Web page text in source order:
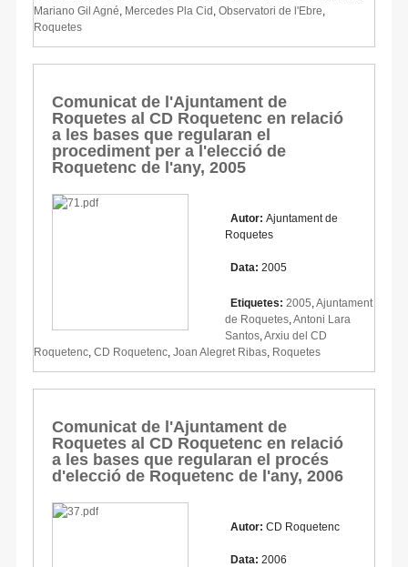
Mariano Gil Agné Mercedes Pla Cid Observatori de l'Ebre
Roquetes
Comunicat de l'Ajuntament de
Roquetes al CD Roquetenc en relació
a les bases que regularan el
procediment per a l'elecció de
Roquetenc de l'any, 2005
Autor: Ajuntament de
Roquetes
Data: 2005
Etiquetes: 2005 Ajuntament
de Roquetes Antoni Lara
Santos Arxiu del CD
Roquetenc CD Roquetenc Joan Alegret Ribas Roquetes
Comunicat de l'Ajuntament de
Roquetes al CD Roquetenc en relació
a les bases que regularan el procés
d'elecció de Roquetenc de l'any, 2006
Autor: CD Roquetenc
Data: 2006